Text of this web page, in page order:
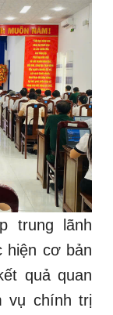
trung lãnh
hiện cơ bản
quả quan
vụ chính trị